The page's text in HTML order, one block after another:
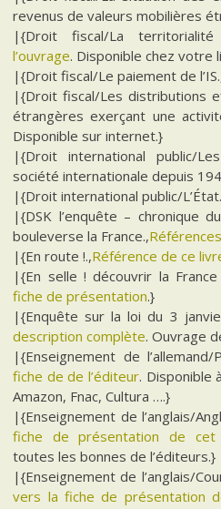
revenus de valeurs mobilières
|{Droit fiscal/La territorialité
l’ouvrage. Disponible chez votre
|{Droit fiscal/Le paiement de
|{Droit fiscal/Les distributions
étrangères exerçant une
Disponible sur internet.}
|{Droit international public/
société internationale depuis
|{Droit international public/
|{DSK l’enquête – chronique
bouleverse la France.,
|{En route !.,Référence de ce
|{En selle ! découvrir la
fiche de présentation.}
|{Enquête sur la loi du 3
description complète. Ouvrage
|{Enseignement de l’allemand/
fiche de de l’éditeur. Disponible
Amazon, Fnac, Cultura ….}
|{Enseignement de l’anglais/
fiche de présentation de cet
toutes les bonnes de l’éditeurs.}
|{Enseignement de l’anglais/
vers la fiche de présentation